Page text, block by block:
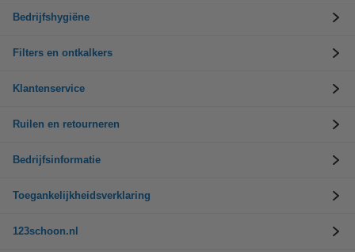
Bedrijfshygiëne
Filters en ontkalkers
Klantenservice
Ruilen en retourneren
Bedrijfsinformatie
Toegankelijkheidsverklaring
123schoon.nl